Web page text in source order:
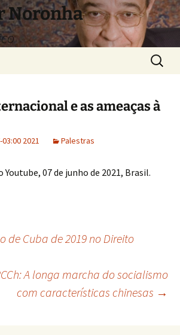
Noronha
por:
e as ameaças à
2021 Palestras
07 de junho de 2021, Brasil.
de Cuba de 2019 no Direito
A longa marcha do socialismo
com características chinesas →